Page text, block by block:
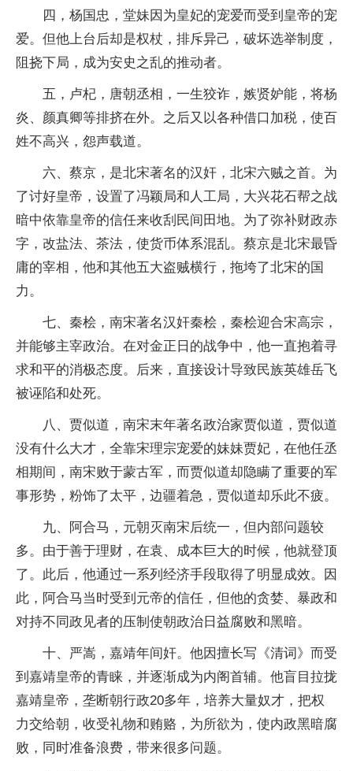
四，杨国忠，堂妹因为皇妃的宠爱而受到皇帝的宠
爱。但他上台后却是权杖，排斥异己，破坏选举制度，
阻挠下局，成为安史之乱的推动者。
五，卢杞，唐朝丞相，一生狡诈，嫉贤妒能，将杨
炎、颜真卿等排挤在外。之后又以各种借口加税，使百
姓不高兴，怨声载道。
六、蔡京，是北宋著名的汉奸，北宋六贼之首。为
了讨好皇帝，设置了冯颖局和人工局，大兴花石帮之战
暗中依靠皇帝的信任来收刮民间田地。为了弥补财政赤
字，改盐法、茶法，使货币体系混乱。蔡京是北宋最昏
庸的宰相，他和其他五大盗贼横行，拖垮了北宋的国
力。
七、秦桧，南宋著名汉奸秦桧，秦桧迎合宋高宗，
并能够主宰政治。在对金正日的战争中，他一直抱着寻
求和平的消极态度。后来，直接设计导致民族英雄岳飞
被诬陷和处死。
八、贾似道，南宋末年著名政治家贾似道，贾似道
没有什么大才，全靠宋理宗宠爱的妹妹贾妃，在他任丞
相期间，南宋败于蒙古军，而贾似道却隐瞒了重要的军
事形势，粉饰了太平 ，边疆着急，贾似道却乐此不疲。
九、阿合马，元朝灭南宋后统一，但内部问题较
多。由于善于理财 ，在袁、成本巨大的时候，他就登顶
了。此后，他通过一系列经济手段取得了明显成效。因
此，阿合马当时受到元帝的信任，但他的贪婪、暴政和
对持不同政见者的压制使朝政治日益腐败和黑暗。
十、严嵩，嘉靖年间奸。他因擅长写《清词》而受
到嘉靖皇帝的青睐，并逐渐成为内阁首辅。他盲目拉拢
嘉靖皇帝，垄断朝行政20多年，培养大量奴才，把权
力交给朝，收受礼物和贿赂，为所欲为，使内政黑暗腐
败，同时准备浪费，带来很多问题。